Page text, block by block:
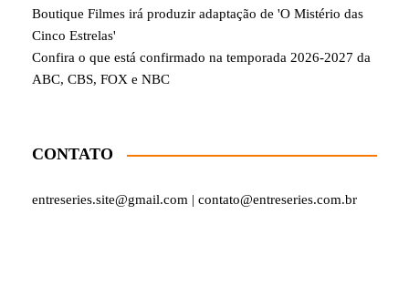
Boutique Filmes irá produzir adaptação de 'O Mistério das
Cinco Estrelas'
Confira o que está confirmado na temporada 2026-2027 da
ABC, CBS, FOX e NBC
CONTATO
entreseries.site@gmail.com | contato@entreseries.com.br